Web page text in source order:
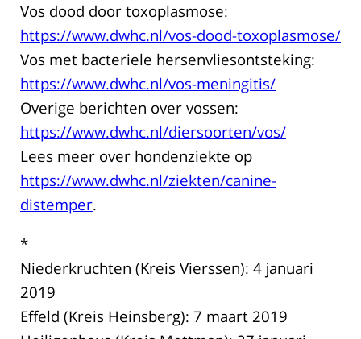
Vos dood door toxoplasmose:
https://www.dwhc.nl/vos-dood-toxoplasmose/
Vos met bacteriele hersenvliesontsteking:
https://www.dwhc.nl/vos-meningitis/
Overige berichten over vossen:
https://www.dwhc.nl/diersoorten/vos/
Lees meer over hondenziekte op
https://www.dwhc.nl/ziekten/canine-
distemper.
*
Niederkruchten (Kreis Vierssen): 4 januari
2019
Effeld (Kreis Heinsberg): 7 maart 2019